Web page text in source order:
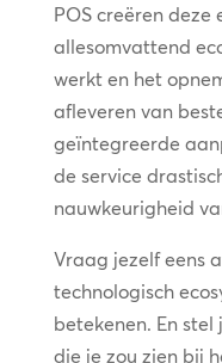
POS creëren deze
allesomvattend
werkt en het
afleveren van
geïntegreerde
de service
nauwkeurigheid
Vraag jezelf eens
technologisch
betekenen. En
die je zou zien bij